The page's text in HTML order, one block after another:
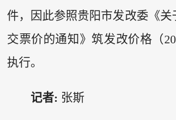
件，因此参照贵阳市发改委《关
交票价的通知》筑发改价格（
执行。
记者: 张斯